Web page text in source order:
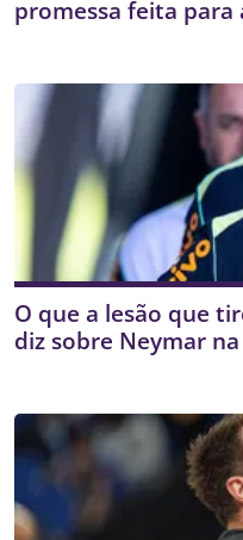
promessa feita para
O que a lesão que
diz sobre Neymar